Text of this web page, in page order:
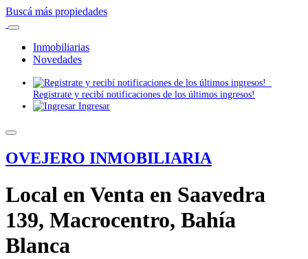
Buscá más propiedades
Inmobiliarias
Novedades
Registrate y recibí notificaciones de los últimos ingresos!
Ingresar
OVEJERO INMOBILIARIA
Local en Venta en Saavedra
139, Macrocentro, Bahía
Blanca